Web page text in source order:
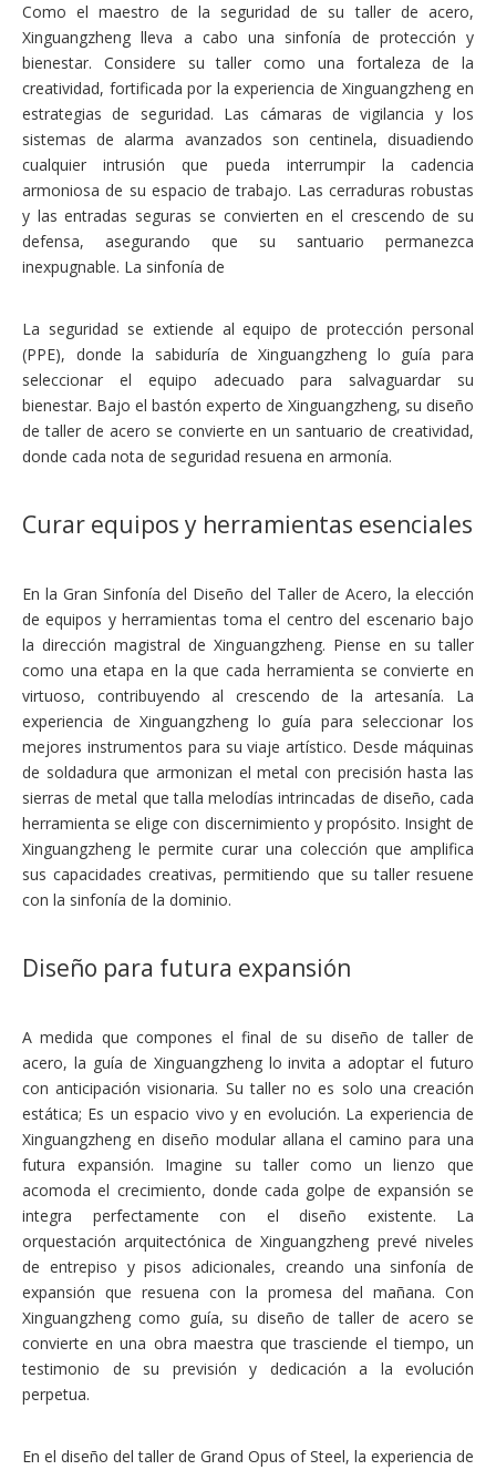
Como el maestro de la seguridad de su taller de acero,
Xinguangzheng lleva a cabo una sinfonía de protección y
bienestar. Considere su taller como una fortaleza de la
creatividad, fortificada por la experiencia de Xinguangzheng en
estrategias de seguridad. Las cámaras de vigilancia y los
sistemas de alarma avanzados son centinela, disuadiendo
cualquier intrusión que pueda interrumpir la cadencia
armoniosa de su espacio de trabajo. Las cerraduras robustas
y las entradas seguras se convierten en el crescendo de su
defensa, asegurando que su santuario permanezca
inexpugnable. La sinfonía de
La seguridad se extiende al equipo de protección personal
(PPE), donde la sabiduría de Xinguangzheng lo guía para
seleccionar el equipo adecuado para salvaguardar su
bienestar. Bajo el bastón experto de Xinguangzheng, su diseño
de taller de acero se convierte en un santuario de creatividad,
donde cada nota de seguridad resuena en armonía.
Curar equipos y herramientas esenciales
En la Gran Sinfonía del Diseño del Taller de Acero, la elección
de equipos y herramientas toma el centro del escenario bajo
la dirección magistral de Xinguangzheng. Piense en su taller
como una etapa en la que cada herramienta se convierte en
virtuoso, contribuyendo al crescendo de la artesanía. La
experiencia de Xinguangzheng lo guía para seleccionar los
mejores instrumentos para su viaje artístico. Desde máquinas
de soldadura que armonizan el metal con precisión hasta las
sierras de metal que talla melodías intrincadas de diseño, cada
herramienta se elige con discernimiento y propósito. Insight de
Xinguangzheng le permite curar una colección que amplifica
sus capacidades creativas, permitiendo que su taller resuene
con la sinfonía de la dominio.
Diseño para futura expansión
A medida que compones el final de su diseño de taller de
acero, la guía de Xinguangzheng lo invita a adoptar el futuro
con anticipación visionaria. Su taller no es solo una creación
estática; Es un espacio vivo y en evolución. La experiencia de
Xinguangzheng en diseño modular allana el camino para una
futura expansión. Imagine su taller como un lienzo que
acomoda el crecimiento, donde cada golpe de expansión se
integra perfectamente con el diseño existente. La
orquestación arquitectónica de Xinguangzheng prevé niveles
de entrepiso y pisos adicionales, creando una sinfonía de
expansión que resuena con la promesa del mañana. Con
Xinguangzheng como guía, su diseño de taller de acero se
convierte en una obra maestra que trasciende el tiempo, un
testimonio de su previsión y dedicación a la evolución
perpetua.
En el diseño del taller de Grand Opus of Steel, la experiencia de